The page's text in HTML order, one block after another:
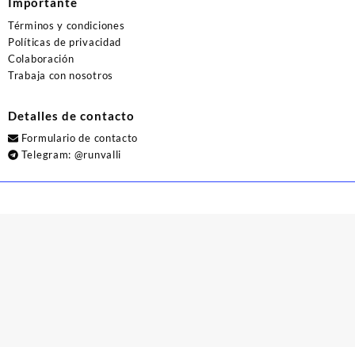
Términos y condiciones
Políticas de privacidad
Colaboración
Trabaja con nosotros
Detalles de contacto
Formulario de contacto
Telegram: @runvalli